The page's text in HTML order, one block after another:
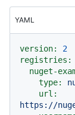
YAML
version:
2
registries:
nuget-
type:
url:
https://